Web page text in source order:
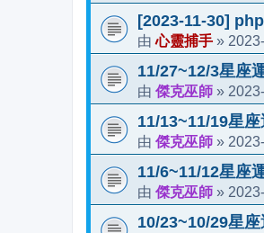
[2023-11-30]
由心靈捕手 »
11/27~12/3星座
由 傑克巫師 »
11/13~11/19星
由 傑克巫師 »
11/6~11/12星座
由 傑克巫師 »
10/23~10/29星